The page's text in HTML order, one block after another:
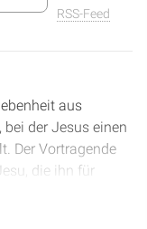
RSS-Feed
aus
bei der Jesus einen
Der Vortragende
die ihn für
Namens